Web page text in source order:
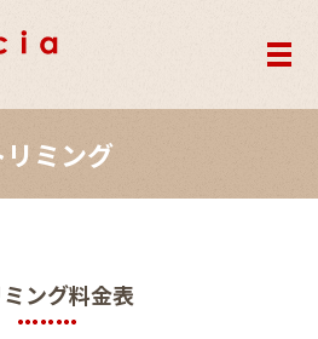
メ
リミング
ミング料金表